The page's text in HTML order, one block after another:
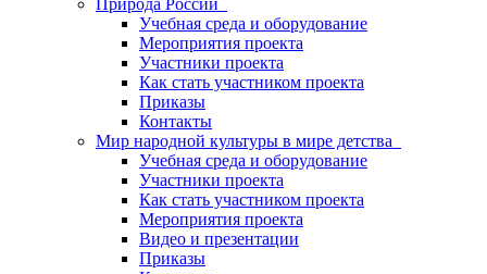
Природа России
Учебная среда и оборудование
Мероприятия проекта
Участники проекта
Как стать участником проекта
Приказы
Контакты
Мир народной культуры в мире детства
Учебная среда и оборудование
Участники проекта
Как стать участником проекта
Мероприятия проекта
Видео и презентации
Приказы